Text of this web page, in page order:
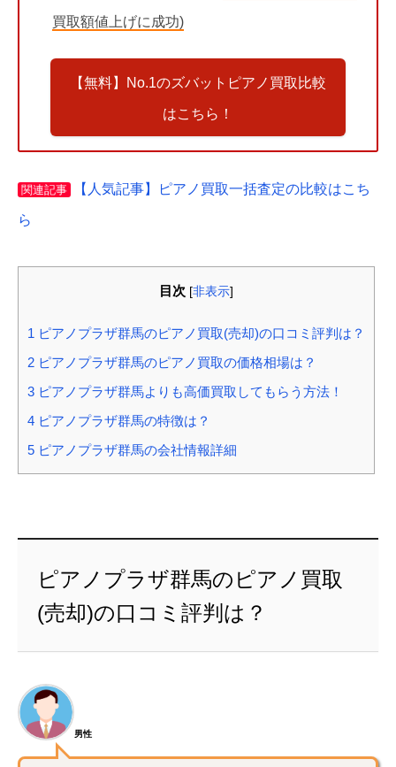
買取額値上げに成功)
【無料】No.1のズバットピアノ買取比較
はこちら！
関連記事 【人気記事】ピアノ買取一括査定の比較はこち
ら
目次 [非表示]
1 ピアノプラザ群馬のピアノ買取(売却)の口コミ評判は？
2 ピアノプラザ群馬のピアノ買取の価格相場は？
3 ピアノプラザ群馬よりも高価買取してもらう方法！
4 ピアノプラザ群馬の特徴は？
5 ピアノプラザ群馬の会社情報詳細
ピアノプラザ群馬のピアノ買取
(売却)の口コミ評判は？
男性